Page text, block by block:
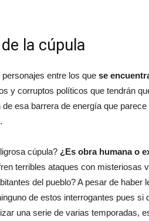
la cúpula
entre los que se
y corruptos políticos que tendrán
esa barrera de energía que
cúpula? ¿Es obra humana o
terribles ataques con misteriosas
del pueblo? A pesar de haber
de estos interrogantes pues si
una serie de varias temporadas,